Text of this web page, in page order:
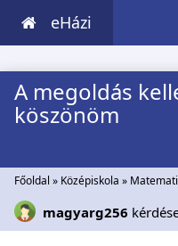
eHázi
A megoldás
köszönöm
Főoldal » Középiskola »
magyarg256